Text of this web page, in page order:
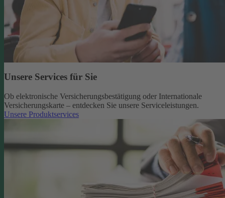
Unsere Services für Sie
Ob elektronische Versicherungsbestätigung oder Internationale
Versicherungskarte – entdecken Sie unsere Serviceleistungen.
Unsere Produktservices